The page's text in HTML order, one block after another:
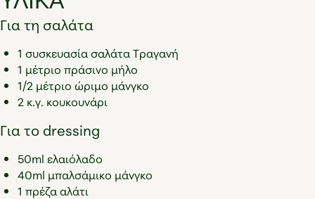
Για τη σαλάτα
1 συσκευασία σαλάτα Τραγανή
1 μέτριο πράσινο μήλο
1/2 μέτριο ώριμο μάνγκο
2 κ.γ. κουκουνάρι
Για το dressing
50ml ελαιόλαδο
40ml μπαλσάμικο μάνγκο
1 πρέζα αλάτι